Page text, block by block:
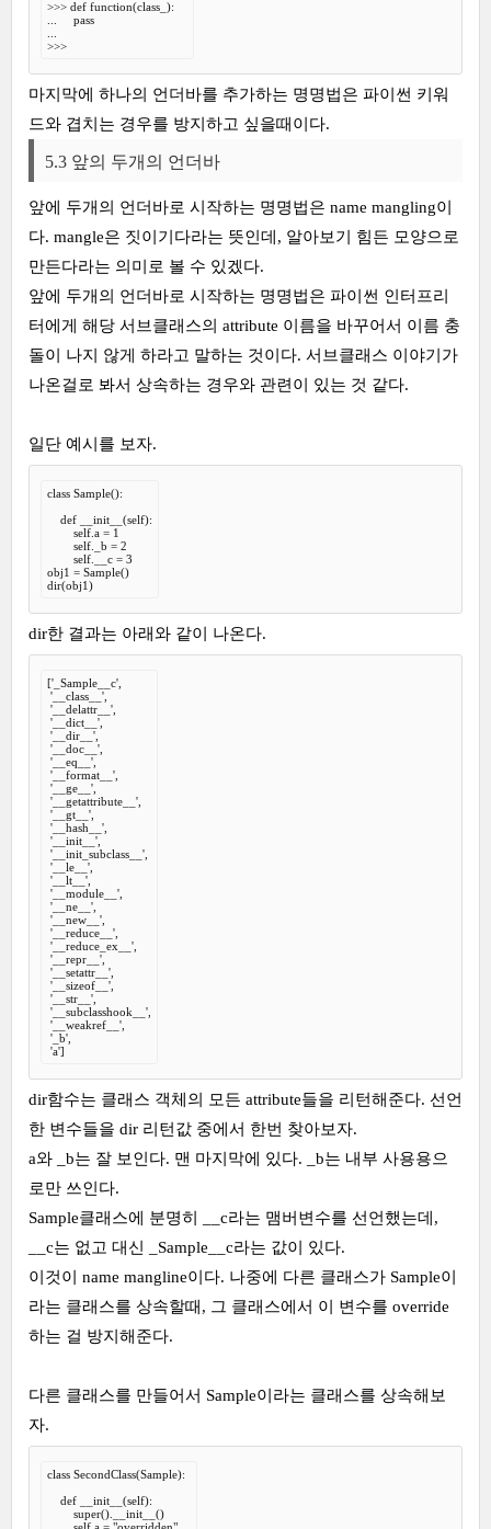
>>> def function(class_):
...     pass
>>>
마지막에 하나의 언더바를 추가하는 명명법은 파이썬 키워
드와 겹치는 경우를 방지하고 싶을때이다.
5.3 앞의 두개의 언더바
앞에 두개의 언더바로 시작하는 명명법은 name mangling이
다. mangle은 짓이기다라는 뜻인데, 알아보기 힘든 모양으로
만든다라는 의미로 볼 수 있겠다.
앞에 두개의 언더바로 시작하는 명명법은 파이썬 인터프리
터에게 해당 서브클래스의 attribute 이름을 바꾸어서 이름 충
돌이 나지 않게 하라고 말하는 것이다. 서브클래스 이야기가
나온걸로 봐서 상속하는 경우와 관련이 있는 것 같다.
일단 예시를 보자.
class Sample():
    def __init__(self):
        self.a = 1
        self._b = 2
        self.__c = 3
obj1 = Sample()
dir(obj1)
dir한 결과는 아래와 같이 나온다.
['_Sample__c',
'__class__',
'__delattr__',
'__dict__',
'__dir__',
'__doc__',
'__eq__',
'__format__',
'__ge__',
'__getattribute__',
'__gt__',
'__hash__',
'__init__',
'__init_subclass__',
'__le__',
'__lt__',
'__module__',
'__ne__',
'__new__',
'__reduce__',
'__reduce_ex__',
'__repr__',
'__setattr__',
'__sizeof__',
'__str__',
'__subclasshook__',
'__weakref__',
'_b',
'a']
dir함수는 클래스 객체의 모든 attribute들을 리턴해준다. 선언
한 변수들을 dir 리턴값 중에서 한번 찾아보자.
a와 _b는 잘 보인다. 맨 마지막에 있다. _b는 내부 사용용으
로만 쓰인다.
Sample클래스에 분명히 __c라는 맴버변수를 선언했는데,
__c는 없고 대신 _Sample__c라는 값이 있다.
이것이 name mangline이다. 나중에 다른 클래스가 Sample이
라는 클래스를 상속할때, 그 클래스에서 이 변수를 override
하는 걸 방지해준다.
다른 클래스를 만들어서 Sample이라는 클래스를 상속해보
자.
class SecondClass(Sample):
    def __init__(self):
        super().__init__()
        self.a = "overridden"